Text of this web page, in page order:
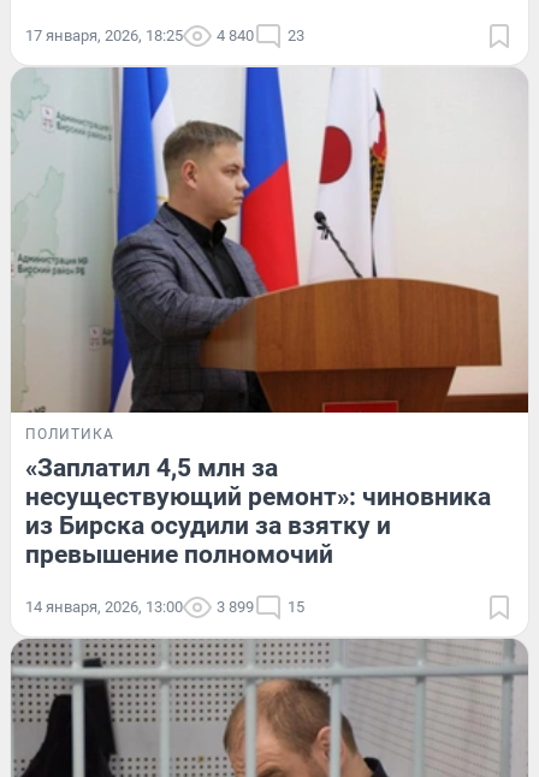
17 января, 2026, 18:25 4 840 23
ПОЛИТИКА
«Заплатил 4,5 млн за
несуществующий ремонт»: чиновника
из Бирска осудили за взятку и
превышение полномочий
14 января, 2026, 13:00 3 899 15